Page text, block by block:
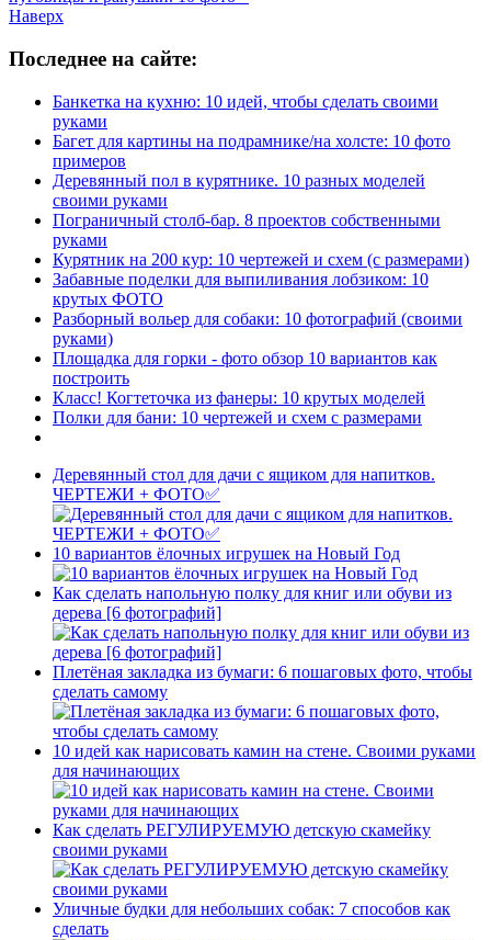
Наверх
Последнее на сайте:
Банкетка на кухню: 10 идей, чтобы сделать своими
руками
Багет для картины на подрамнике/на холсте: 10 фото
примеров
Деревянный пол в курятнике. 10 разных моделей
своими руками
Пограничный столб-бар. 8 проектов собственными
руками
Курятник на 200 кур: 10 чертежей и схем (с размерами)
Забавные поделки для выпиливания лобзиком: 10
крутых ФОТО
Разборный вольер для собаки: 10 фотографий (своими
руками)
Площадка для горки - фото обзор 10 вариантов как
построить
Класс! Когтеточка из фанеры: 10 крутых моделей
Полки для бани: 10 чертежей и схем с размерами
Деревянный стол для дачи с ящиком для напитков.
ЧЕРТЕЖИ + ФОТО✅
10 вариантов ёлочных игрушек на Новый Год
Как сделать напольную полку для книг или обуви из
дерева [6 фотографий]
Плетёная закладка из бумаги: 6 пошаговых фото, чтобы
сделать самому
10 идей как нарисовать камин на стене. Своими руками
для начинающих
Как сделать РЕГУЛИРУЕМУЮ детскую скамейку
своими руками
Уличные будки для небольших собак: 7 способов как
сделать